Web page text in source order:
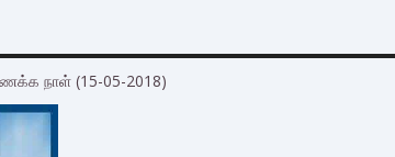
நாள் (15-05-2018)